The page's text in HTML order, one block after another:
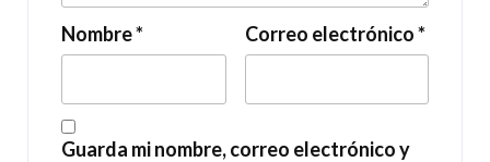
Nombre* Correo electrónico*
Guarda mi nombre, correo electrónico y